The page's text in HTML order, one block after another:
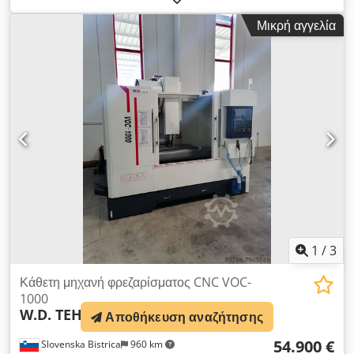
Crsdpfjzp Nk Uox Alaef Διαδρομή άξονα Y: 650 mm Διαδρομή
άξονα Z: 600 mm Μέγιστες στροφές: 8000 rpm Αριθμός
εργαλείων στο μαγαζίνο: 40 Διαστάσεις τραπεζιού εργασίας:
1300 x 650 mm Δυνατότητα επιθεώρησης υπό λειτουργία
κατόπιν συνεννόησης.
Μικρή αγγελία
1 /3
Slovenska Bistrica 960 km
Κάθετη μηχανή φρεζαρίσματος CNC VOC-
1000
W.D. TEHNIK D.O.O.VOC-1000
54.900 €
Αποθήκευση αναζήτησης